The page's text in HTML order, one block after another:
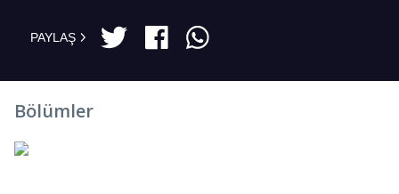
PAYLAŞ
Bölümler